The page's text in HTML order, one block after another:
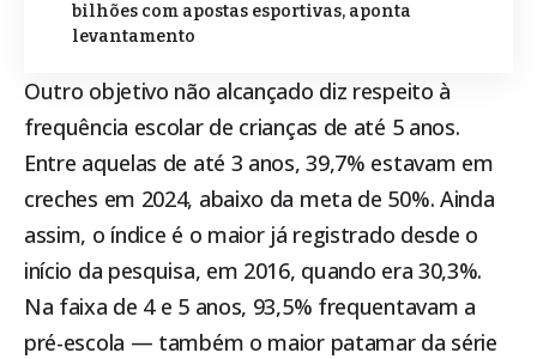
bilhões com apostas esportivas, aponta
levantamento
Outro objetivo não alcançado diz respeito à
frequência escolar de crianças de até 5 anos.
Entre aquelas de até 3 anos, 39,7% estavam em
creches em 2024, abaixo da meta de 50%. Ainda
assim, o índice é o maior já registrado desde o
início da pesquisa, em 2016, quando era 30,3%.
Na faixa de 4 e 5 anos, 93,5% frequentavam a
pré-escola — também o maior patamar da série